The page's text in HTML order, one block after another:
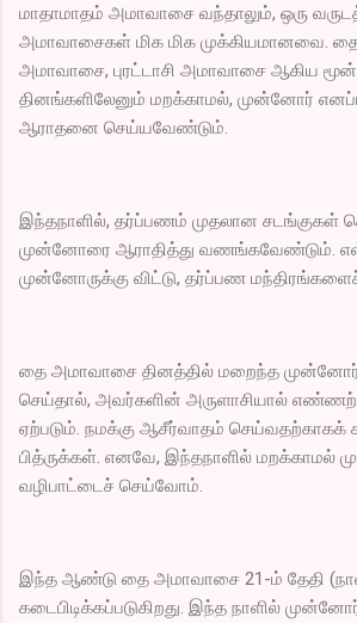
மாதாமாதம் அமாவாசை வந்தாலும், ஒரு
அமாவாசைகள் மிக மிக முக்கியமானவை.
அமாவாசை, புரட்டாசி அமாவாசை ஆகிய
தினங்களிலேனும் மறக்காமல், முன்னோர்
ஆராதனை செய்யவேண்டும்.
இந்தநாளில், தர்ப்பணம் முதலான சடங்குகள்
முன்னோரை ஆராதித்து வணங்கவேண்டும்.
முன்னோருக்கு விட்டு, தர்ப்பண
தை அமாவாசை தினத்தில் மறைந்த
செய்தால், அவர்களின் அருளாசியால்
ஏற்படும். நமக்கு ஆசீர்வாதம் செய்வதற்காகக்
பித்ருக்கள். எனவே, இந்தநாளில் மறக்காமல்
வழிபாட்டைச் செய்வோம்.
இந்த ஆண்டு தை அமாவாசை 21-ம் தேதி
கடைபிடிக்கப்படுகிறது. இந்த நாளில்